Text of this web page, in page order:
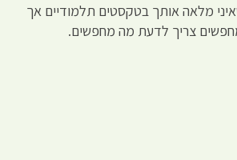
מלאה אותך בטקסטים תלמודיים אך
צריך לדעת מה מחפשים.